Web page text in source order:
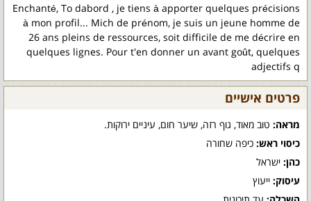
Enchanté, To dabord , je tiens à apporter quelques précisions
à mon profil... Mich de prénom, je suis un jeune homme de
26 ans pleins de ressources, soit difficile de me décrire en
quelques lignes. Pour t'en donner un avant goût, quelques
adjectifs q
פרטים אישיים
מראה: טוב מאוד, גוף רזה, שיער חום, עיניים ירוקות.
כיסוי ראש: כיפה שחורה
כהן: ישראל
עיסוק: ייעוץ